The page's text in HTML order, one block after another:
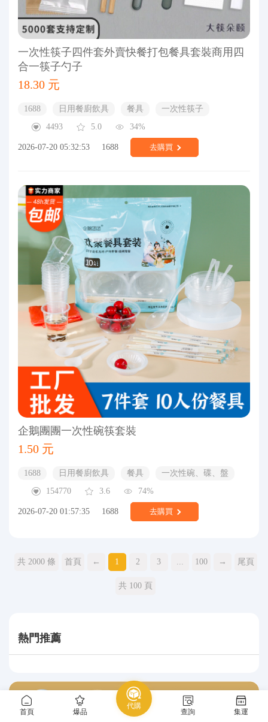
首頁 爆品
代購
查詢 集運
一次性筷子四件套外賣快餐打包餐具套裝商用四
合一筷子勺子
18.30 元
1688 日用餐廚飲具 餐具
一次性筷子
4493
5.0 34%
2026-07-20 05:32:53 1688 去購買
企鵝團團一次性碗筷套裝
1.50 元
1688 日用餐廚飲具 餐具
一次性碗、碟、盤
154770
3.6 74%
2026-07-20 01:57:35 1688 去購買
共 2000 條 首頁 ← 1 2 3 ... 100 → 尾頁
共 100 頁
熱門推薦